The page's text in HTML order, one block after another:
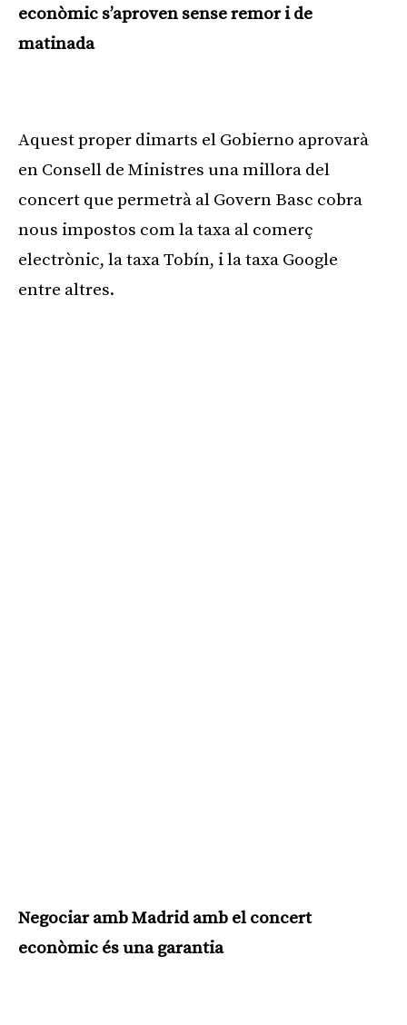
econòmic s’aproven sense remor i de
matinada
Aquest proper dimarts el Gobierno aprovarà
en Consell de Ministres una millora del
concert que permetrà al Govern Basc cobra
nous impostos com la taxa al comerç
electrònic, la taxa Tobín, i la taxa Google
entre altres.
Negociar amb Madrid amb el concert
econòmic és una garantia